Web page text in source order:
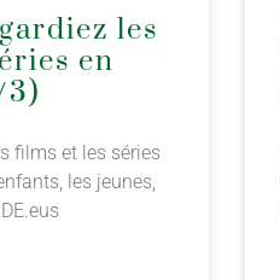
les
en
3)
films et les séries
les jeunes,